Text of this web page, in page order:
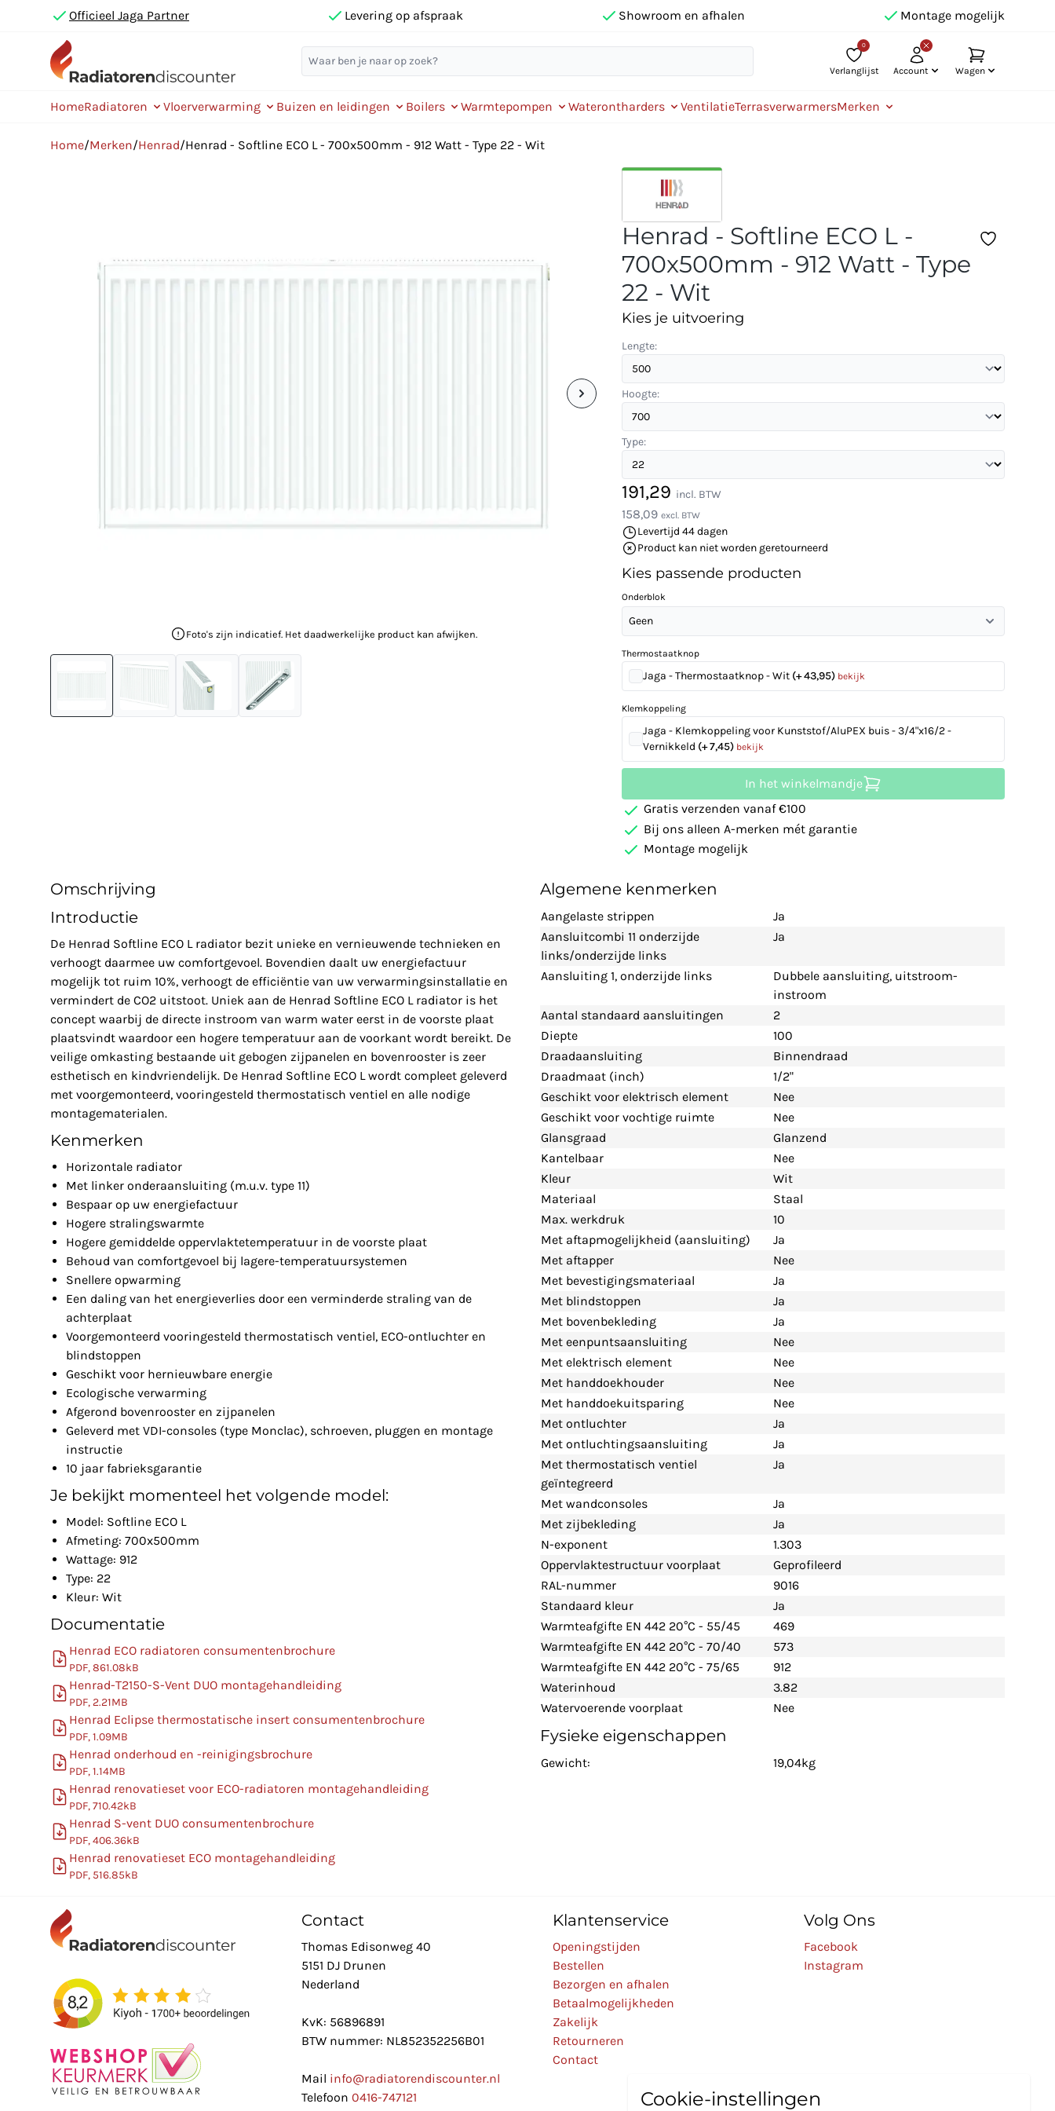
Officieel Jaga Partner Levering op afspraak Showroom en afhalen Montage mogelijk
0
Verlanglijst Account Wagen
HomeRadiatoren Vloerverwarming Buizen en leidingen Boilers Warmtepompen Waterontharders VentilatieTerrasverwarmersMerken
Home/Merken/Henrad/Henrad - Softline ECO L - 700x500mm - 912 Watt - Type 22 - Wit
Foto's zijn indicatief. Het daadwerkelijke product kan afwijken.
Henrad - Softline ECO L -
700x500mm - 912 Watt - Type
22 - Wit
Kies je uitvoering
Lengte:
Hoogte:
Type:
191,29 incl. BTW
158,09 excl. BTW
Levertijd 44 dagen
Product kan niet worden geretourneerd
Kies passende producten
Onderblok
Geen
Thermostaatknop
Jaga - Thermostaatknop - Wit (+ 43,95) bekijk
Klemkoppeling
Jaga - Klemkoppeling voor Kunststof/AluPEX buis - 3/4"x16/2 -
Vernikkeld (+ 7,45) bekijk
In het winkelmandje
Gratis verzenden vanaf €100
Bij ons alleen A-merken mét garantie
Montage mogelijk
Omschrijving
Introductie
De Henrad Softline ECO L radiator bezit unieke en vernieuwende technieken en
verhoogt daarmee uw comfortgevoel. Bovendien daalt uw energiefactuur
mogelijk tot ruim 10%, verhoogt de efficiëntie van uw verwarmingsinstallatie en
vermindert de CO2 uitstoot. Uniek aan de Henrad Softline ECO L radiator is het
concept waarbij de directe instroom van warm water eerst in de voorste plaat
plaatsvindt waardoor een hogere temperatuur aan de voorkant wordt bereikt. De
veilige omkasting bestaande uit gebogen zijpanelen en bovenrooster is zeer
esthetisch en kindvriendelijk. De Henrad Softline ECO L wordt compleet geleverd
met voorgemonteerd, vooringesteld thermostatisch ventiel en alle nodige
montagematerialen.
Kenmerken
Horizontale radiator
Met linker onderaansluiting (m.u.v. type 11)
Bespaar op uw energiefactuur
Hogere stralingswarmte
Hogere gemiddelde oppervlaktetemperatuur in de voorste plaat
Behoud van comfortgevoel bij lagere-temperatuursystemen
Snellere opwarming
Een daling van het energieverlies door een verminderde straling van de
achterplaat
Voorgemonteerd vooringesteld thermostatisch ventiel, ECO-ontluchter en
blindstoppen
Geschikt voor hernieuwbare energie
Ecologische verwarming
Afgerond bovenrooster en zijpanelen
Geleverd met VDI-consoles (type Monclac), schroeven, pluggen en montage
instructie
10 jaar fabrieksgarantie
Je bekijkt momenteel het volgende model:
Model: Softline ECO L
Afmeting: 700x500mm
Wattage: 912
Type: 22
Kleur: Wit
Documentatie
Henrad ECO radiatoren consumentenbrochure
PDF, 861.08kB
Henrad-T2150-S-Vent DUO montagehandleiding
PDF, 2.21MB
Henrad Eclipse thermostatische insert consumentenbrochure
PDF, 1.09MB
Henrad onderhoud en -reinigingsbrochure
PDF, 1.14MB
Henrad renovatieset voor ECO-radiatoren montagehandleiding
PDF, 710.42kB
Henrad S-vent DUO consumentenbrochure
PDF, 406.36kB
Henrad renovatieset ECO montagehandleiding
PDF, 516.85kB
Algemene kenmerken
Aangelaste strippen
Ja
Aansluitcombi 11 onderzijde
links/onderzijde links
Ja
Aansluiting 1, onderzijde links
Dubbele aansluiting, uitstroom-
instroom
Aantal standaard aansluitingen
2
Diepte
100
Draadaansluiting
Binnendraad
Draadmaat (inch)
1/2"
Geschikt voor elektrisch element
Nee
Geschikt voor vochtige ruimte
Nee
Glansgraad
Glanzend
Kantelbaar
Nee
Kleur
Wit
Materiaal
Staal
Max. werkdruk
10
Met aftapmogelijkheid (aansluiting)
Ja
Met aftapper
Nee
Met bevestigingsmateriaal
Ja
Met blindstoppen
Ja
Met bovenbekleding
Ja
Met eenpuntsaansluiting
Nee
Met elektrisch element
Nee
Met handdoekhouder
Nee
Met handdoekuitsparing
Nee
Met ontluchter
Ja
Met ontluchtingsaansluiting
Ja
Met thermostatisch ventiel
geïntegreerd
Ja
Met wandconsoles
Ja
Met zijbekleding
Ja
N-exponent
1.303
Oppervlaktestructuur voorplaat
Geprofileerd
RAL-nummer
9016
Standaard kleur
Ja
Warmteafgifte EN 442 20°C - 55/45
469
Warmteafgifte EN 442 20°C - 70/40
573
Warmteafgifte EN 442 20°C - 75/65
912
Waterinhoud
3.82
Watervoerende voorplaat
Nee
Fysieke eigenschappen
Gewicht: 19,04kg
Contact
Thomas Edisonweg 40
5151 DJ Drunen
Nederland
KvK: 56896891
BTW nummer: NL852352256B01
Mail info@radiatorendiscounter.nl
Telefoon 0416-747121
Klantenservice
Openingstijden
Bestellen
Bezorgen en afhalen
Betaalmogelijkheden
Zakelijk
Retourneren
Contact
Volg Ons
Facebook
Instagram
Cookie-instellingen